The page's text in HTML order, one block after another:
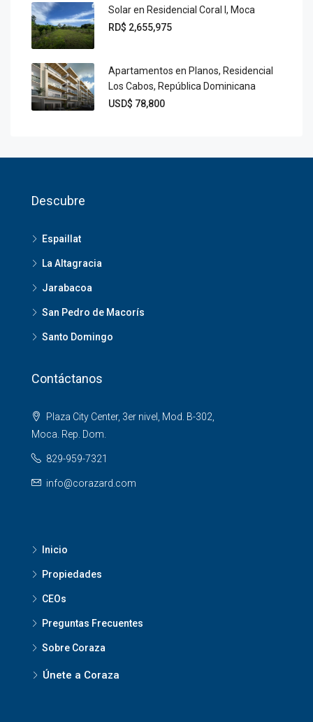
Solar en Residencial Coral I, Moca
RD$ 2,655,975
Apartamentos en Planos, Residencial
Los Cabos, República Dominicana
USD$ 78,800
Descubre
Espaillat
La Altagracia
Jarabacoa
San Pedro de Macorís
Santo Domingo
Contáctanos
Plaza City Center, 3er nivel, Mod. B-302,
Moca. Rep. Dom.
829-959-7321
info@corazard.com
Inicio
Propiedades
CEOs
Preguntas Frecuentes
Sobre Coraza
Únete a Coraza